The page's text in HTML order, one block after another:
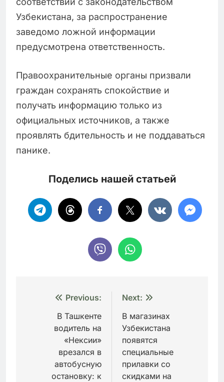
Узбекистана, за распространение
заведомо ложной информации
предусмотрена ответственность.
Правоохранительные органы призвали
граждан сохранять спокойствие и
получать информацию только из
официальных источников, а также
проявлять бдительность и не поддаваться
панике.
Поделись нашей статьей
Навигация
записям
Previous:
В Ташкенте
водитель на
«Нексии»
врезался в
автобусную
остановку: к
Next:
В магазинах
Узбекистана
появятся
специальные
прилавки со
скидками на